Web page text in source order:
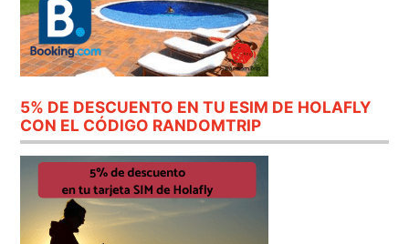
5% DE DESCUENTO EN TU ESIM DE HOLAFLY
CON EL CÓDIGO RANDOMTRIP